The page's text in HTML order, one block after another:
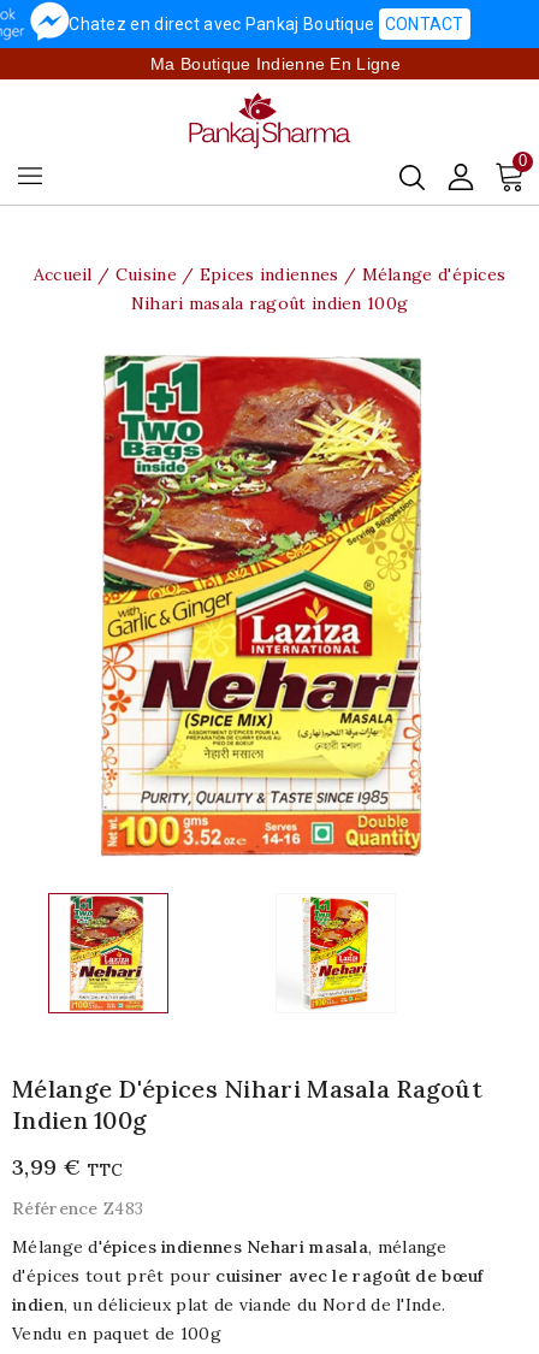
Chatez en direct avec Pankaj Boutique CONTACT
Ma Boutique Indienne En Ligne
0
Accueil Cuisine Epices indiennes
Mélange d'épices
Nihari masala ragoût indien 100g
Mélange D'épices Nihari Masala Ragoût
Indien 100g
3,99 € TTC
Référence Z483
Mélange d'épices indiennes Nehari masala, mélange
d'épices tout prêt pour cuisiner avec le ragoût de bœuf
indien, un délicieux plat de viande du Nord de l'Inde.
Vendu en paquet de 100g